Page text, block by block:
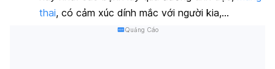
thai, có cảm xúc dính mắc với người kia,…
Quảng Cáo